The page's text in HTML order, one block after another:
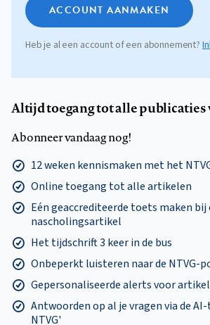
ACCOUNT AANMAKEN
Heb je al een account of een abonnement?
Altijd toegang tot alle publicaties
Abonneer vandaag nog!
12 weken kennismaken met het
Online toegang tot alle artikelen
Eén geaccrediteerde toets maken bij
nascholingsartikel
Het tijdschrift 3 keer in de bus
Onbeperkt luisteren naar de NTVG-
Gepersonaliseerde alerts voor
Antwoorden op al je vragen via de
NTVG'